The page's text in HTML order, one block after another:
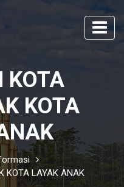
KOTA
KOTA
KOTA LAYAK ANAK